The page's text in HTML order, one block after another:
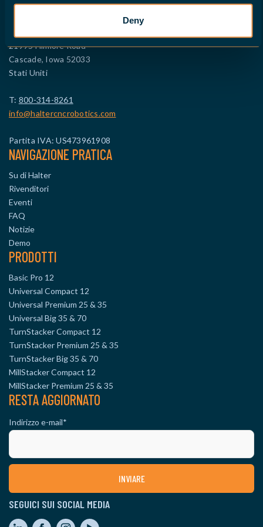
Deny
CONTATTO NORD AMERICA
21995 Fillmore Road
Cascade, Iowa 52033
Stati Uniti
T: 800-314-8261
info@haltercncrobotics.com
Partita IVA: US473961908
NAVIGAZIONE PRATICA
Su di Halter
Rivenditori
Eventi
FAQ
Notizie
Demo
PRODOTTI
Basic Pro 12
Universal Compact 12
Universal Premium 25 & 35
Universal Big 35 & 70
TurnStacker Compact 12
TurnStacker Premium 25 & 35
TurnStacker Big 35 & 70
MillStacker Compact 12
MillStacker Premium 25 & 35
RESTA AGGIORNATO
Indirizzo e-mail*
SEGUICI SUI SOCIAL MEDIA